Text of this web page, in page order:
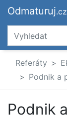
Odmaturuj.cz
Referáty
Podnik a
Podnik